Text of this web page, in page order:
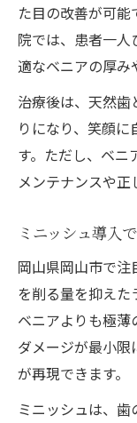
た目の改善が可
院では、患者一
適なベニアの厚み
治療後は、天然
りになり、笑顔
す。ただし、ベニ
メンテナンスや正
ミニッシュ導入
岡山県岡山市で
を削る量を抑え
ベニアよりも極
ダメージが最小
が再現できます。
ミニッシュは、